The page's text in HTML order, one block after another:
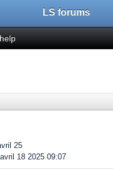
LS forums
25
avril 18 2025 09:07